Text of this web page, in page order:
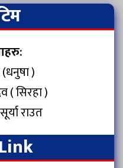
)
( सिरहा )
राउत